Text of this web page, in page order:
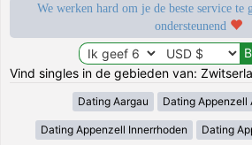
We werken hard om je de beste service te
ondersteunend
Vind singles in de gebieden van:
Dating Aargau Dating Appenzell
Dating Appenzell Innerrhoden Dating